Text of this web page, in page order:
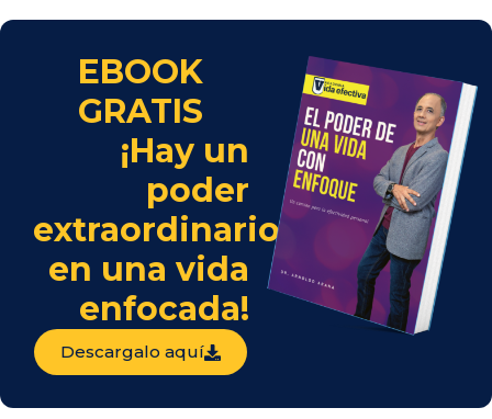
EBOOK
GRATIS
¡Hay un
poder
extraordinario
en una vida
enfocada!
Descargalo aquí